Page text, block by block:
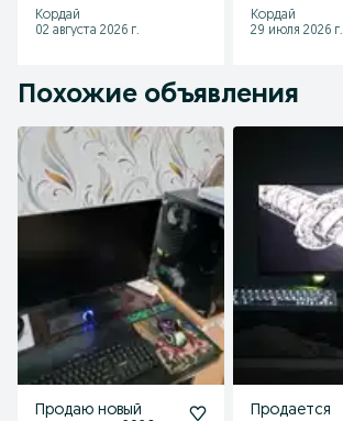
отличное
Кордай
02 августа 2026 г.
Кордай
29 июля 2026 г.
Похожие объявления
Продаю новый
Продается